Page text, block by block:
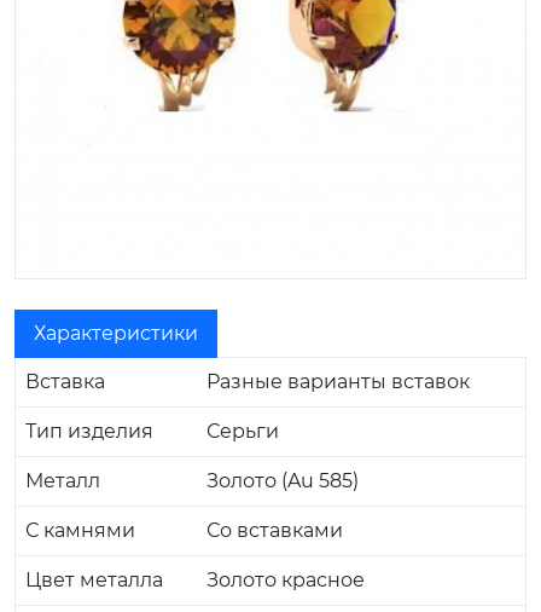
Характеристики
Вставка Разные варианты вставок
Тип изделия Серьги
Металл Золото (Au 585)
С камнями Со вставками
Цвет металла Золото красное